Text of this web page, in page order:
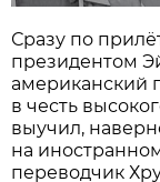
Сразу по
президентом
американский
в честь
выучил,
на
переводчик